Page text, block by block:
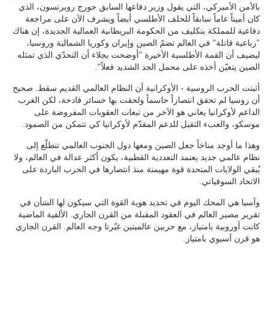
بالأمن الأميركي، التي يقول وزير دفاعها السابق جورج روبرتسون، الذي
كان أميناً عاماً سابقاً للحلف الأطلسي أيضاً ويشرف الآن على مراجعة
دفاعية للمملكة بتكليف من الحكومة البريطانية العمالية الجديدة، إن هناك
"رباعية قاتلة" في العالم تضمّ الصين وإيران وكوريا الشمالية وروسيا،
ليضيف أن القمة الأطلسية الأخيرة "أوضحت بجلاء أن التحدّي الذي تمثله
الصين يتعيّن أخذه على محمل الجد الشديد فعلاً".
أثبتت الحرب الروسية - الأوكرانية أن النظام العالمي القديم سقط. صحيح
أن روسيا لم تحقق انتصاراً حاسماً ولحقت بها خسائر فادحة، لكن الغرب
الداعم لأوكرانيا يعاني هو الآخر من تبعات العقوبات المفروضة على
موسكو، والعبء الثقيل للدعم المقدّم لأوكرانيا كي تتمكن من الصمود.
وهذا ما أوجد مناخاً جعل الصين ومعها دول الجنوب العالمي تتطلّع إلى
نظام عالمي جديد يعتمد التعددية القطبية، يكون أكثر عدالة في العالم، ولا
يُبقي الولايات المتحدة قوة مهيمنة منذ انتصارها في الحرب الباردة على
الاتحاد السوفياتي.
وآسيا هي المحك اليوم في تحديد هوية القوة التي سيكون لها الشأن في
تقرير مصير العالم في العقود المقبلة من القرن الجاري. الألفية الماضية
كانت أوروبية بامتياز، مع حربين عالميتين غيّرتا وجه العالم. القرن الجاري
هو قرن آسيوي بامتياز.